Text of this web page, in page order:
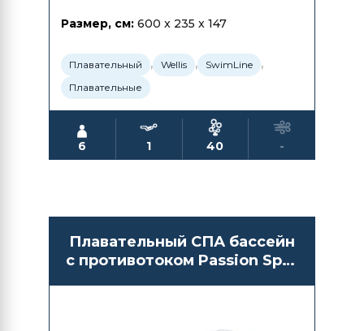
Размер, см: 600 x 235 x 147
Плавательный , Wellis , SwimLine ,
Плавательные
6 1 40 -
Плавательный СПА бассейн
с противотоком Passion Spas